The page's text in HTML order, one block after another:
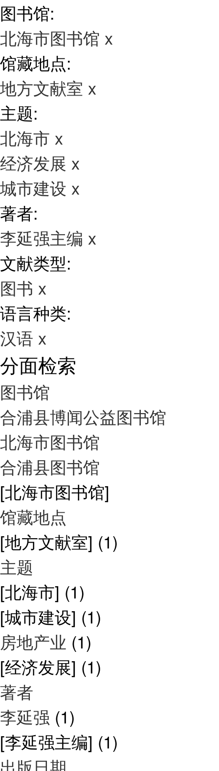
图书馆:
北海市图书馆 x
馆藏地点:
地方文献室 x
主题:
北海市 x
经济发展 x
城市建设 x
著者:
李延强主编 x
文献类型:
图书 x
语言种类:
汉语 x
分面检索
图书馆
合浦县博闻公益图书馆
北海市图书馆
合浦县图书馆
[北海市图书馆]
馆藏地点
[地方文献室] (1)
主题
[北海市] (1)
[城市建设] (1)
房地产业 (1)
[经济发展] (1)
著者
李延强 (1)
[李延强主编] (1)